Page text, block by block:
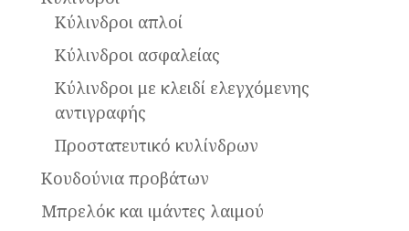
Κύλινδροι απλοί
Κύλινδροι ασφαλείας
Κύλινδροι με κλειδί ελεγχόμενης
αντιγραφής
Προστατευτικό κυλίνδρων
Κουδούνια προβάτων
Μπρελόκ και ιμάντες λαιμού